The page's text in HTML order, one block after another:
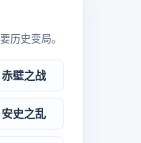
历史变局。
赤壁之战
安史之乱